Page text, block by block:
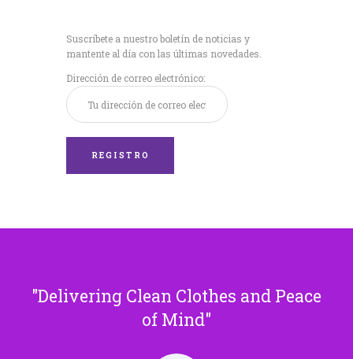
Suscríbete a nuestro boletín de noticias y
mantente al día con las últimas novedades.
Dirección de correo electrónico:
Delivering Clean Clothes and Peace
of Mind